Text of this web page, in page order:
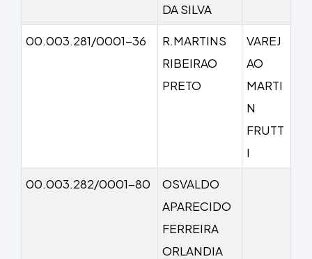
DA SILVA
00.003.281/0001-36
R.MARTINS
RIBEIRAO
PRETO
VAREJ
AO
MARTI
N
FRUTT
I
00.003.282/0001-80
OSVALDO
APARECIDO
FERREIRA
ORLANDIA